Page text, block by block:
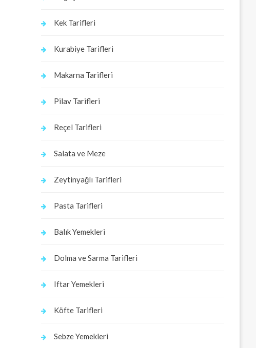
Kek Tarifleri
Kurabiye Tarifleri
Makarna Tarifleri
Pilav Tarifleri
Reçel Tarifleri
Salata ve Meze
Zeytinyağlı Tarifleri
Pasta Tarifleri
Balık Yemekleri
Dolma ve Sarma Tarifleri
Iftar Yemekleri
Köfte Tarifleri
Sebze Yemekleri